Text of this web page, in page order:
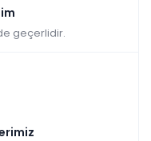
geçerlidir.